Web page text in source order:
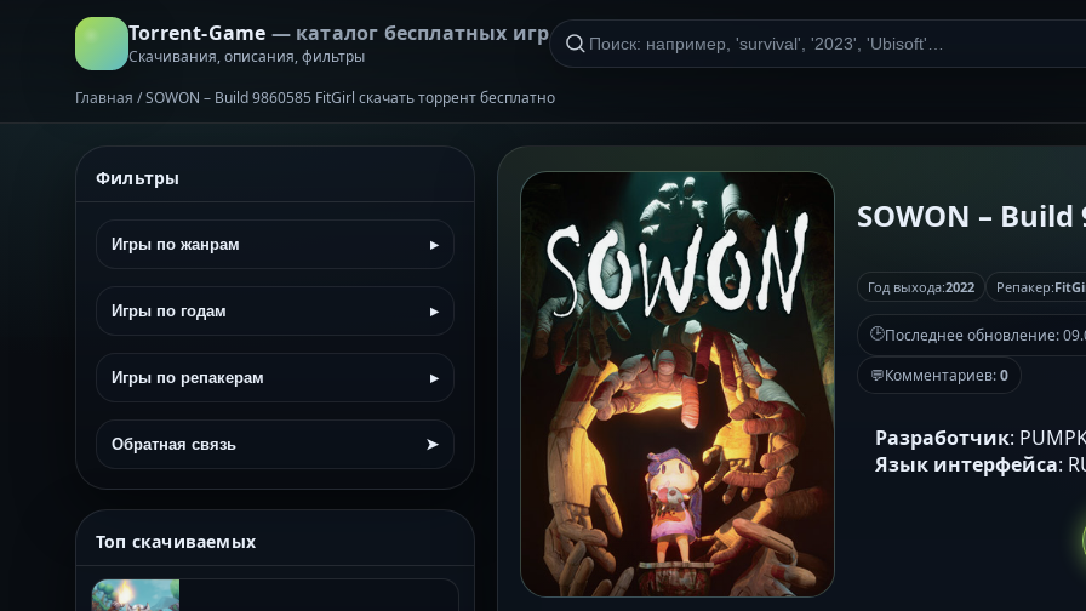
Torrent-Game — каталог бесплатных игр
Скачивания, описания, фильтры
Главная /SOWON – Build 9860585 FitGirl скачать торрент бесплатно
Фильтры
Игры по жанрам ▸
Игры по годам ▸
Игры по репакерам ▸
Обратная связь ➤
Топ скачиваемых
SOWON –
Год выхода:2022 Репакер:
🕒Последнее обновление:
💬Комментариев:0
Разработчик:
Язык интерфейса: